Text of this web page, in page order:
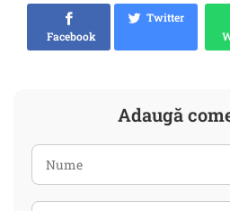
Facebook
Twitter
Adaugă